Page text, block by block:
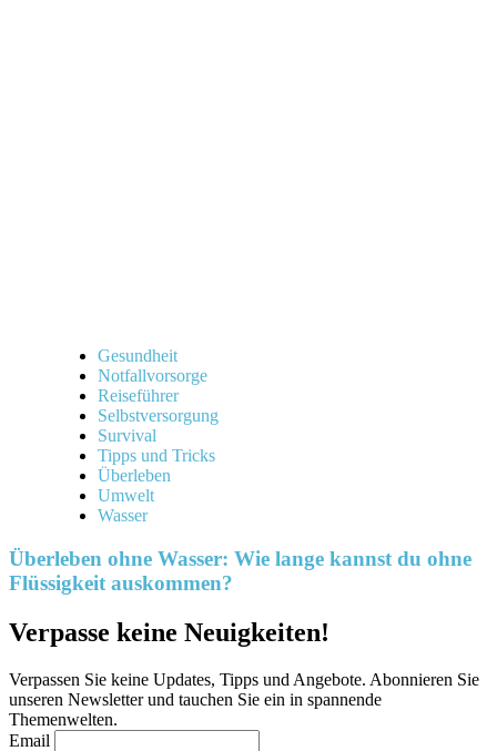
Gesundheit
Notfallvorsorge
Reiseführer
Selbstversorgung
Survival
Tipps und Tricks
Überleben
Umwelt
Wasser
Überleben ohne Wasser: Wie lange kannst du ohne
Flüssigkeit auskommen?
Verpasse keine Neuigkeiten!
Verpassen Sie keine Updates, Tipps und Angebote. Abonnieren Sie
unseren Newsletter und tauchen Sie ein in spannende
Themenwelten.
Email